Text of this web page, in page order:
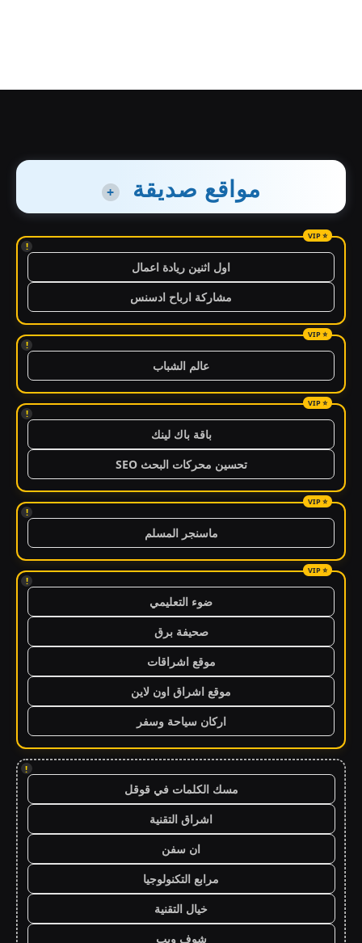
مواقع صديقة +
!
اول اثنين ريادة اعمال
مشاركة ارباح ادسنس
!
عالم الشباب
!
باقة باك لينك
تحسين محركات البحث SEO
!
ماسنجر المسلم
!
ضوء التعليمي
صحيفة برق
موقع اشراقات
موقع اشراق اون لاين
اركان سياحة وسفر
!
مسك الكلمات في قوقل
اشراق التقنية
ان سفن
مرابع التكنولوجيا
خيال التقنية
شوف ويب